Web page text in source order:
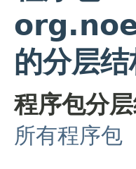
的分层结
程序包分
所有程序包